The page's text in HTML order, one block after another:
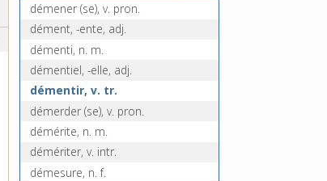
démener (se), v. pron.
dément, -ente, adj.
démenti, n. m.
démentiel, -elle, adj.
démentir, v. tr.
démerder (se), v. pron.
démérite, n. m.
démériter, v. intr.
démesure, n. f.